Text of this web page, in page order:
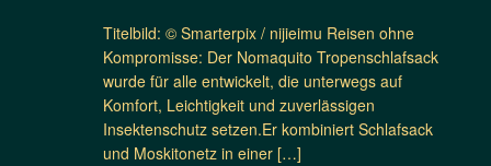
Titelbild: © Smarterpix / nijieimu Reisen ohne
Kompromisse: Der Nomaquito Tropenschlafsack
wurde für alle entwickelt, die unterwegs auf
Komfort, Leichtigkeit und zuverlässigen
Insektenschutz setzen.Er kombiniert Schlafsack
und Moskitonetz in einer […]